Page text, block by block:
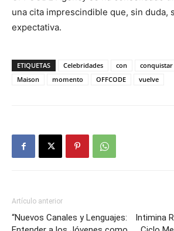
una cita imprescindible que, sin duda,
expectativa.
ETIQUETAS Celebridades con conquistar
Maison
momento OFFCODE vuelve
Artículo anterior
“Nuevos Canales y Lenguajes:
Intimina